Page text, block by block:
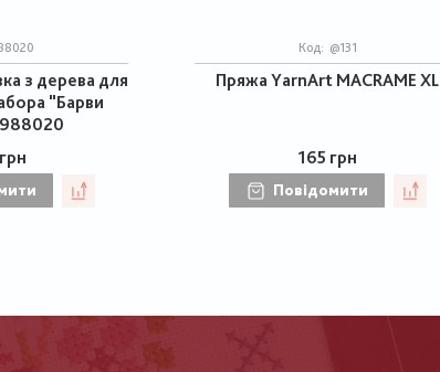
з дерева для
"Барви
988020
Код: @131
Пряжа YarnArt MACRAME XL
165 грн
Повідомити